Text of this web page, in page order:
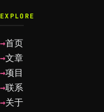
EXPLORE
首页
文章
项目
联系
关于